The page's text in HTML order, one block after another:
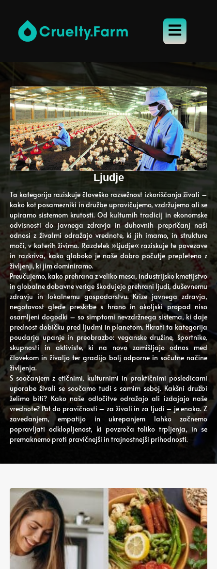
Ljudje
Ta kategorija raziskuje človeško razsežnost izkoriščanja živali –
kako kot posamezniki in družbe upravičujemo, vzdržujemo ali se
upiramo sistemom krutosti. Od kulturnih tradicij in ekonomske
odvisnosti do javnega zdravja in duhovnih prepričanj naši
odnosi z živalmi odražajo vrednote, ki jih imamo, in strukture
moči, v katerih živimo. Razdelek »Ljudje« raziskuje te povezave
in razkriva, kako globoko je naše dobro počutje prepleteno z
življenji, ki jim dominiramo.
Preučujemo, kako prehrana z veliko mesa, industrijsko kmetijstvo
in globalne dobavne verige škodujejo prehrani ljudi, duševnemu
zdravju in lokalnemu gospodarstvu. Krize javnega zdravja,
negotovost glede preskrbe s hrano in okoljski propad niso
osamljeni dogodki – so simptomi nevzdržnega sistema, ki daje
prednost dobičku pred ljudmi in planetom. Hkrati ta kategorija
poudarja upanje in preobrazbo: veganske družine, športnike,
skupnosti in aktiviste, ki na novo zamišljajo odnos med
človekom in živaljo ter gradijo bolj odporne in sočutne načine
življenja.
S soočanjem z etičnimi, kulturnimi in praktičnimi posledicami
uporabe živali se soočamo tudi s samim seboj. Kakšni družbi
želimo biti? Kako naše odločitve odražajo ali izdajajo naše
vrednote? Pot do pravičnosti – za živali in za ljudi – je enaka. Z
zavedanjem, empatijo in ukrepanjem lahko začnemo
popravljati odklopljenost, ki povzroča toliko trpljenja, in se
premaknemo proti pravičnejši in trajnostnejši prihodnosti.